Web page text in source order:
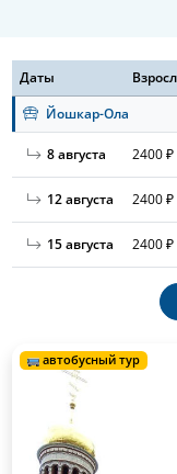
Даты
Йошкар-Ола
8 августа 2400 ₽
12 августа 2400 ₽
15 августа 2400 ₽
автобусный тур